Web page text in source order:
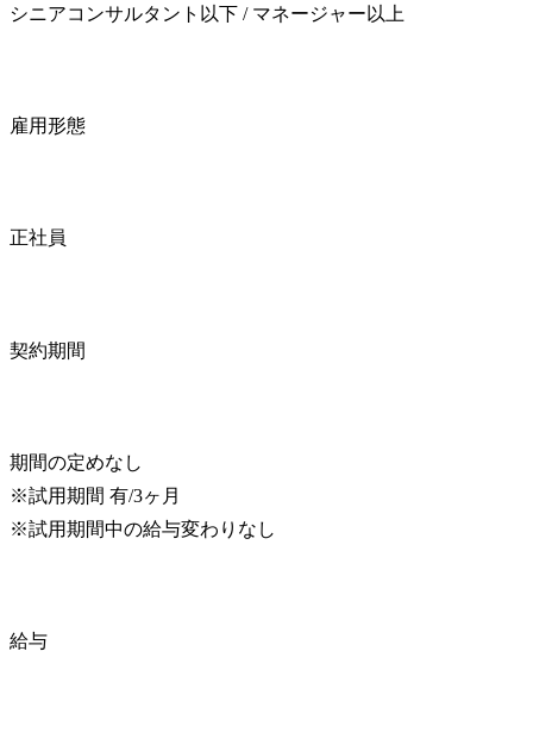
シニアコンサルタント以下 / マネージャー以上
雇用形態
正社員
契約期間
期間の定めなし
※試用期間 有/3ヶ月
※試用期間中の給与変わりなし
給与